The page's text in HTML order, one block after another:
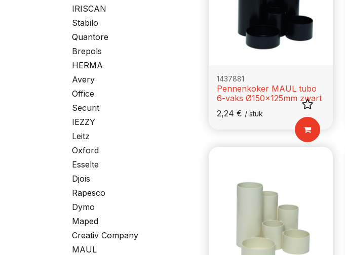
IRISCAN
Stabilo
Quantore
Brepols
HERMA
Avery
Office
Securit
IEZZY
Leitz
Oxford
Esselte
Djois
Rapesco
Dymo
Maped
Creativ Company
MAUL
1437881
Pennenkoker MAUL tubo
6-vaks Ø150x125mm zwart
2,24 € / stuk